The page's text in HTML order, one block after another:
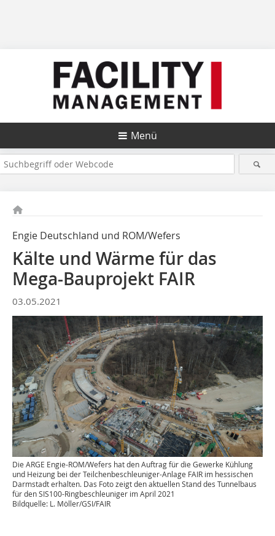
Menü
Engie Deutschland und ROM/Wefers
Kälte und Wärme für das
Mega-Bauprojekt FAIR
03.05.2021
Die ARGE Engie-ROM/Wefers hat den Auftrag für die Gewerke Kühlung
und Heizung bei der Teilchenbeschleuniger-Anlage FAIR im hessischen
Darmstadt erhalten. Das Foto zeigt den aktuellen Stand des Tunnelbaus
für den SIS100-Ringbeschleuniger im April 2021
Bildquelle: L. Möller/GSI/FAIR